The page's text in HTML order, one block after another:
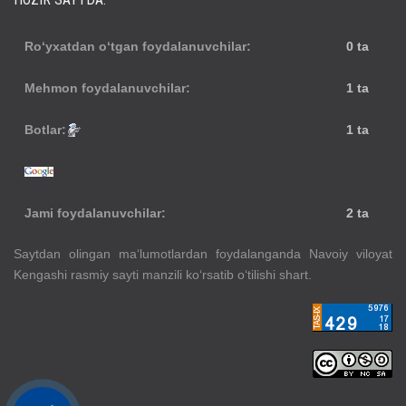
Ro‘yxatdan o‘tgan foydalanuvchilar: 0 ta
Mehmon foydalanuvchilar: 1 ta
Botlar: 1 ta
Jami foydalanuvchilar: 2 ta
Saytdan olingan ma‘lumotlardan foydalanganda Navoiy viloyat
Kengashi rasmiy sayti manzili ko‘rsatib o‘tilishi shart.